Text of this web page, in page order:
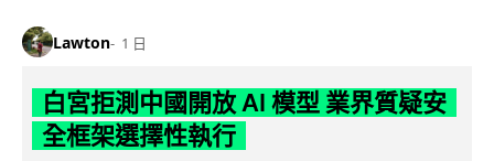
Lawton 1 日
白宮拒測中國開放 AI 模型 業界質疑安
全框架選擇性執行